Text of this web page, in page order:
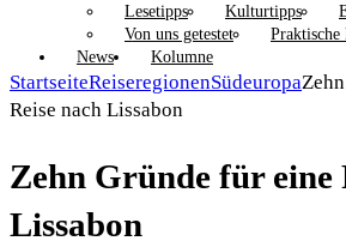
Lesetipps
Kulturtipps
Von uns getestet
News
Kolumne
StartseiteReiseregionenSüdeuropa
Reise nach Lissabon
Zehn Gründe für eine
Lissabon